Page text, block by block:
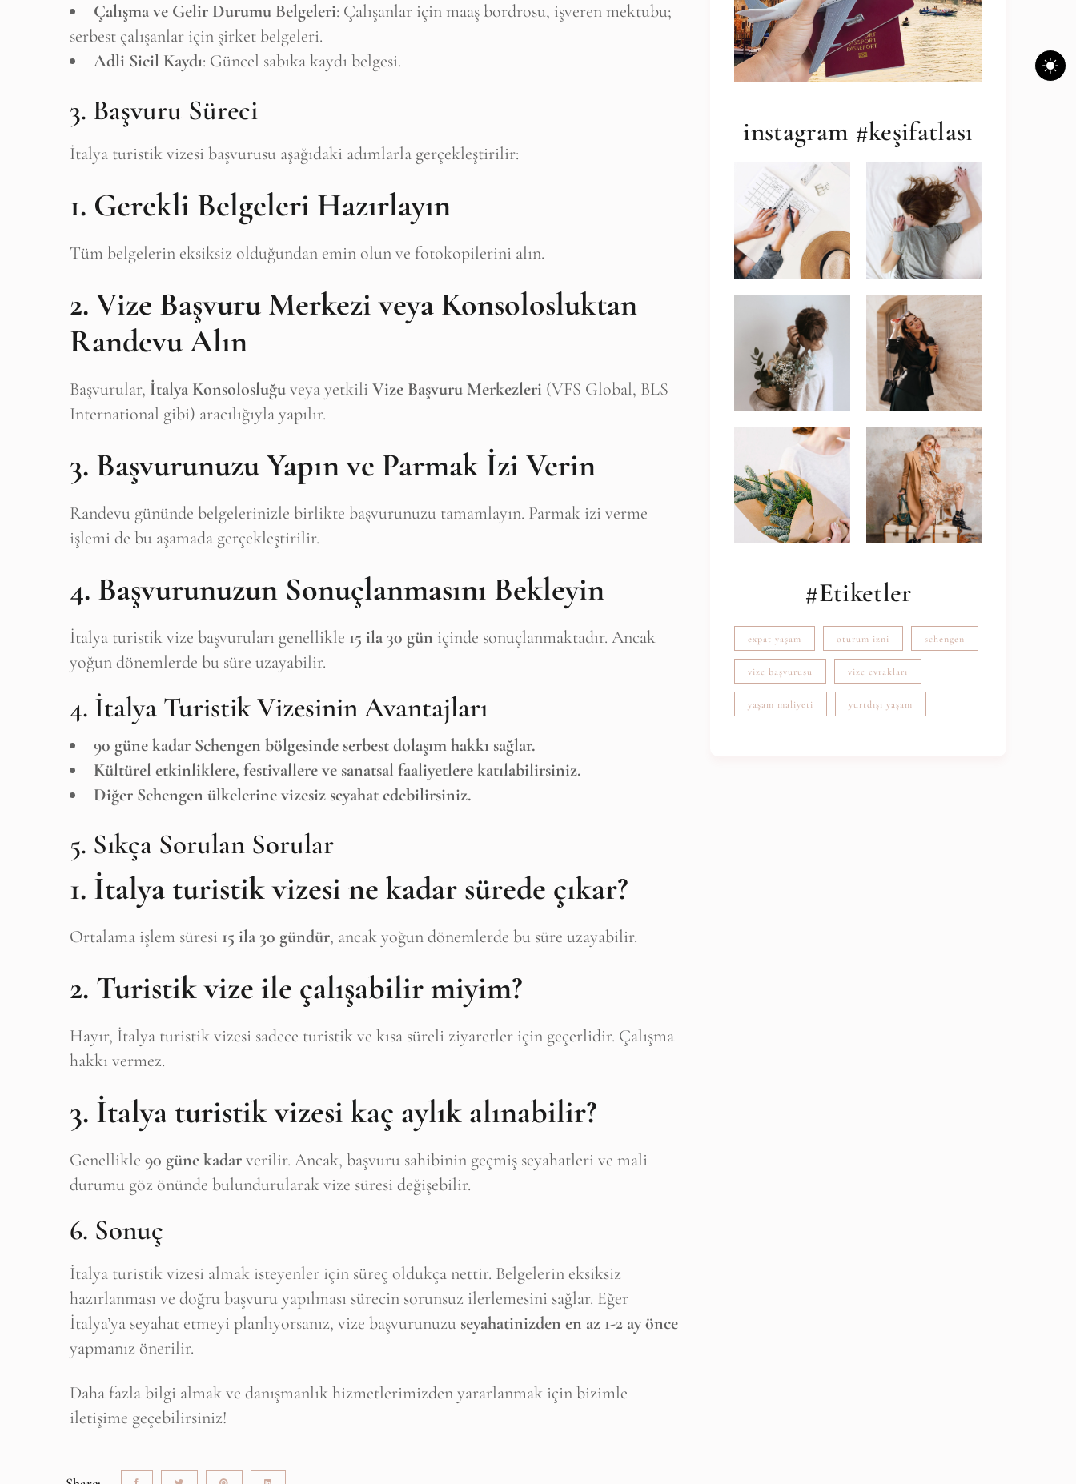
Çalışma ve Gelir Durumu Belgeleri: Çalışanlar için maaş bordrosu, işveren mektubu;
serbest çalışanlar için şirket belgeleri.
Adli Sicil Kaydı: Güncel sabıka kaydı belgesi.
3. Başvuru Süreci
İtalya turistik vizesi başvurusu aşağıdaki adımlarla gerçekleştirilir:
1. Gerekli Belgeleri Hazırlayın
Tüm belgelerin eksiksiz olduğundan emin olun ve fotokopilerini alın.
2. Vize Başvuru Merkezi veya Konsolosluktan
Randevu Alın
Başvurular, İtalya Konsolosluğuveya yetkili Vize Başvuru Merkezleri (VFS Global, BLS
International gibi) aracılığıyla yapılır.
3. Başvurunuzu Yapın ve Parmak İzi Verin
Randevu gününde belgelerinizle birlikte başvurunuzu tamamlayın. Parmak izi verme
işlemi de bu aşamada gerçekleştirilir.
4. Başvurunuzun Sonuçlanmasını Bekleyin
İtalya turistik vize başvuruları genellikle 15 ila 30 gün içinde sonuçlanmaktadır. Ancak
yoğun dönemlerde bu süre uzayabilir.
4. İtalya Turistik Vizesinin Avantajları
90 güne kadar Schengen bölgesinde serbest dolaşım hakkı sağlar.
Kültürel etkinliklere, festivallere ve sanatsal faaliyetlere katılabilirsiniz.
Diğer Schengen ülkelerine vizesiz seyahat edebilirsiniz.
5. Sıkça Sorulan Sorular
1. İtalya turistik vizesi ne kadar sürede çıkar?
Ortalama işlem süresi 15 ila 30 gündür, ancak yoğun dönemlerde bu süre uzayabilir.
2. Turistik vize ile çalışabilir miyim?
Hayır, İtalya turistik vizesi sadece turistik ve kısa süreli ziyaretler için geçerlidir. Çalışma
hakkı vermez.
3. İtalya turistik vizesi kaç aylık alınabilir?
Genellikle 90 güne kadarverilir. Ancak, başvuru sahibinin geçmiş seyahatleri ve mali
durumu göz önünde bulundurularak vize süresi değişebilir.
6. Sonuç
İtalya turistik vizesi almak isteyenler için süreç oldukça nettir. Belgelerin eksiksiz
hazırlanması ve doğru başvuru yapılması sürecin sorunsuz ilerlemesini sağlar. Eğer
İtalya’ya seyahat etmeyi planlıyorsanız, vize başvurunuzu seyahatinizden en az 1-2 ay önce
yapmanız önerilir.
Daha fazla bilgi almak ve danışmanlık hizmetlerimizden yararlanmak için bizimle
iletişime geçebilirsiniz!
instagram #keşifatlası
#Etiketler
expat yaşam oturum izni schengen
vize başvurusu vize evrakları
yaşam maliyeti yurtdışı yaşam